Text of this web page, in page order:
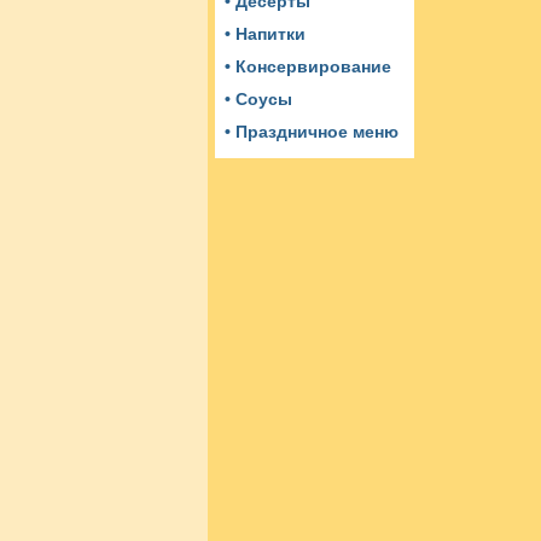
• Напитки
• Консервирование
• Соусы
• Праздничное меню